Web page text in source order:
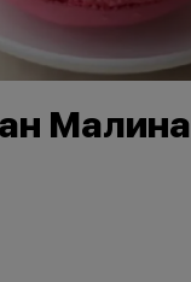
Малина